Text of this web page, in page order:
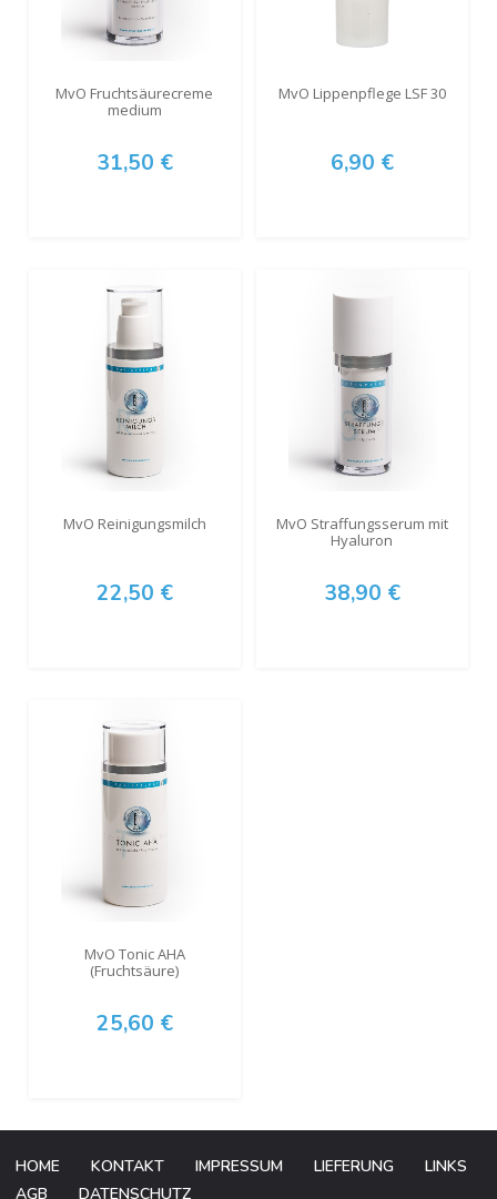
MvO Fruchtsäurecreme
medium
31,50 €
MvO Lippenpflege LSF 30
6,90 €
MvO Reinigungsmilch
22,50 €
MvO Straffungsserum mit
Hyaluron
38,90 €
MvO Tonic AHA
(Fruchtsäure)
25,60 €
HOME KONTAKT IMPRESSUM LIEFERUNG
LINKS
AGB
DATENSCHUTZ